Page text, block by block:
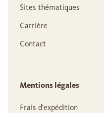
Sites thématiques
Carrière
Contact
Mentions légales
Frais d'expédition